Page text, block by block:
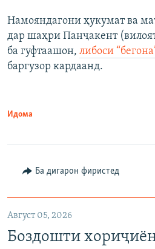
Намояндагони ҳукумат ва
дар шаҳри Панҷакент
ба гуфтаашон, либоси
баргузор кардаанд.
Идома
Ба дигарон фиристед
Август 05, 2026
Боздошти